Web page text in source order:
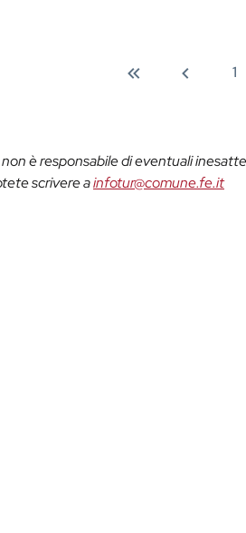
1
è responsabile di eventuali
scrivere ainfotur@comune.fe.it